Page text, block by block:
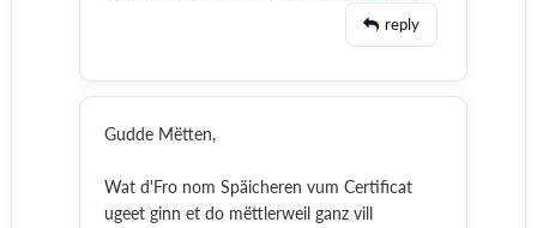
reply
Gudde Mëtten,
Wat d'Fro nom Späicheren vum Certificat
ugeet ginn et do mëttlerweil ganz vill